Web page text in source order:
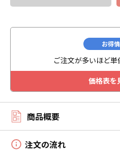
お得
ご注文が多いほど
価格表を
商品概要
注文の流れ